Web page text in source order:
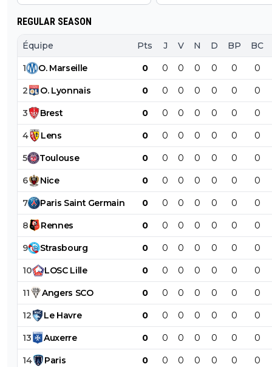
REGULAR SEASON
Équipe Pts J V N D BP BC
1 O. Marseille 0 0 0 0 0 0 0
2 O. Lyonnais 0 0 0 0 0 0 0
3 Brest 0 0 0 0 0 0 0
4 Lens 0 0 0 0 0 0 0
5 Toulouse 0 0 0 0 0 0 0
6 Nice 0 0 0 0 0 0 0
7 Paris Saint Germain 0 0 0 0 0 0 0
8 Rennes 0 0 0 0 0 0 0
9 Strasbourg 0 0 0 0 0 0 0
10 LOSC Lille 0 0 0 0 0 0 0
11 Angers SCO 0 0 0 0 0 0 0
12 Le Havre 0 0 0 0 0 0 0
13 Auxerre 0 0 0 0 0 0 0
14 Paris 0 0 0 0 0 0 0